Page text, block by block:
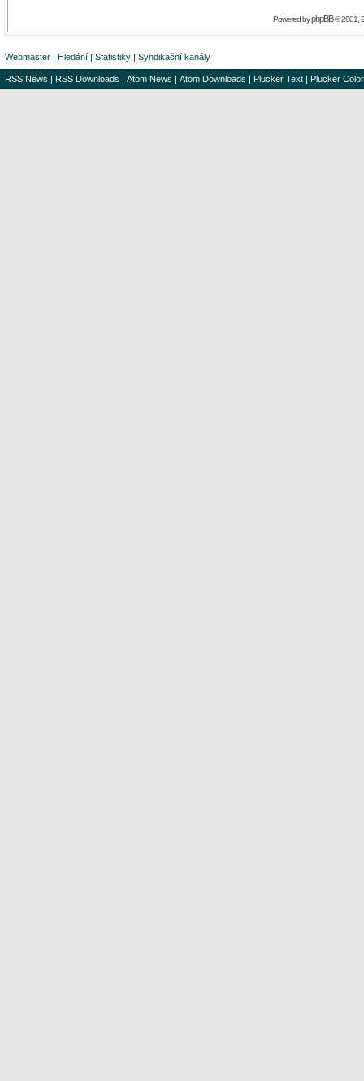
Powered byphpBB© 2001,
Webmaster | Hledání | Statistiky | Syndikační kanály
RSS News | RSS Downloads | Atom News | Atom Downloads | Plucker Text | Plucker Color